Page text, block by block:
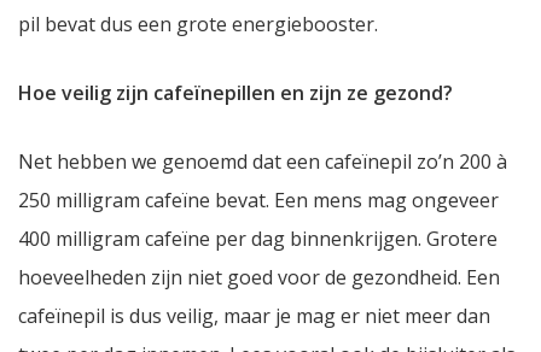
pil bevat dus een grote energiebooster.
Hoe veilig zijn cafeïnepillen en zijn ze gezond?
Net hebben we genoemd dat een cafeïnepil zo’n 200 à
250 milligram cafeïne bevat. Een mens mag ongeveer
400 milligram cafeïne per dag binnenkrijgen. Grotere
hoeveelheden zijn niet goed voor de gezondheid. Een
cafeïnepil is dus veilig, maar je mag er niet meer dan